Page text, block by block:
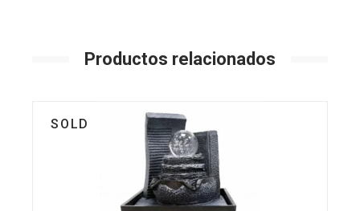
Productos relacionados
SOLD